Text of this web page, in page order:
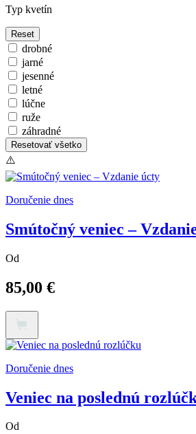
Typ kvetín
Reset
drobné
jarné
jesenné
letné
lúčne
ruže
záhradné
Resetovať všetko
Doručenie dnes
Smútočný veniec –
Od
85,00 €
Tento
má
viacero
variantov.
môžete
Doručenie dnes
Veniec na poslednú
Od